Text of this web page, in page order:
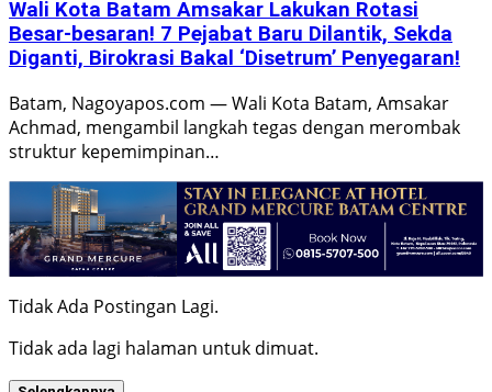
Wali Kota Batam Amsakar Lakukan Rotasi
Besar-besaran! 7 Pejabat Baru Dilantik, Sekda
Diganti, Birokrasi Bakal ‘Disetrum’ Penyegaran!
Batam, Nagoyapos.com — Wali Kota Batam, Amsakar
Achmad, mengambil langkah tegas dengan merombak
struktur kepemimpinan…
Tidak Ada Postingan Lagi.
Tidak ada lagi halaman untuk dimuat.